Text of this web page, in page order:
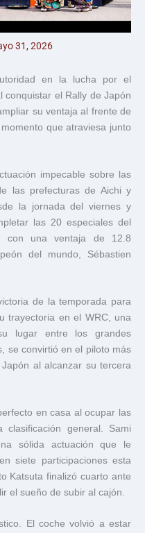
31, 2026
en la lucha por el
conquistar el Rally de Japón
su ventaja al frente de
que atraviesa junto
impecable sobre las
las prefecturas de Aichi y
la jornada del viernes y
las 20 especiales del
con una ventaja de 12.8
del mundo, Sébastien
de la temporada para
trayectoria en el WRC, una
lugar entre los grandes
se convirtió en el piloto más
al alcanzar su tercera
en casa al ocupar las
general. Sami
sólida actuación que le
siete participaciones esta
Katsuta finalizó cuarto ante
el sueño de subir al cajón.
El coche volvió a estar